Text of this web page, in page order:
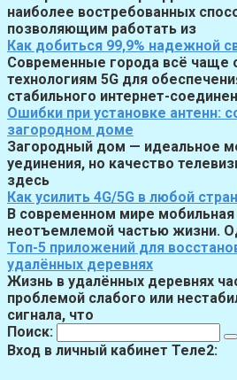
наиболее востребованных
позволяющим работать из
Как добиться 99,9% надежной
Современные города всё чаще
технологиям 5G для
стабильного интернет-
Ошибки при установке антенн:
загородном доме
Загородный дом — идеальное
уединения, но качество
здесь
Как усилить 4G/5G в любой
В современном мире мобильная
неотъемлемой частью жизни.
Топ-5 приложений для
удалённых деревнях
Жизнь в удалённых деревнях
проблемой слабого или
сигнала, что
Поиск:
Вход в личный кабинет Теле2: